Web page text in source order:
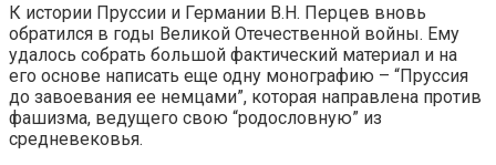
К истории Пруссии и Германии В.Н. Перцев вновь
обратился в годы Великой Отечественной войны. Ему
удалось собрать большой фактический материал и на
его основе написать еще одну монографию – “Пруссия
до завоевания ее немцами”, которая направлена против
фашизма, ведущего свою “родословную” из
средневековья.